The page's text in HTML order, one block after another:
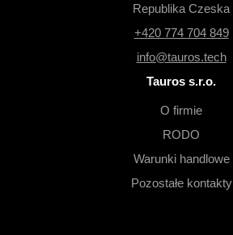
Republika Czeska
+420 774 704 849
info@tauros.tech
Tauros s.r.o.
O firmie
RODO
Warunki handlowe
Pozostałe kontakty